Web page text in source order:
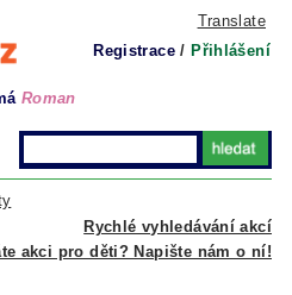
Translate
Registrace / Přihlášení
Roman
Rychlé vyhledávání akcí
akci pro děti? Napište nám o ní!